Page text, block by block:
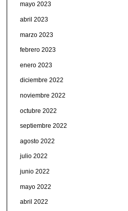
mayo 2023
abril 2023
marzo 2023
febrero 2023
enero 2023
diciembre 2022
noviembre 2022
octubre 2022
septiembre 2022
agosto 2022
julio 2022
junio 2022
mayo 2022
abril 2022